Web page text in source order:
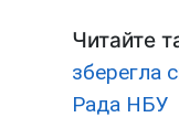
Читайте
зберегла
Рада НБУ